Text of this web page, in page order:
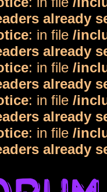
already
: in file /
already
: in file /
already
: in file /
already
: in file /
already